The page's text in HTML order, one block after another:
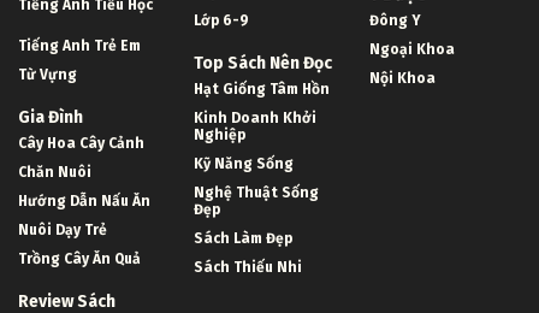
Tiếng Anh Tiểu Học
Tiếng Anh Trẻ Em
Từ Vựng
Gia Đình
Cây Hoa Cây Cảnh
Chăn Nuôi
Hướng Dẫn Nấu Ăn
Nuôi Dạy Trẻ
Trồng Cây Ăn Quả
Review Sách
Lớp 6-9
Top Sách Nên Đọc
Hạt Giống Tâm Hồn
Kinh Doanh Khởi
Nghiệp
Kỹ Năng Sống
Nghệ Thuật Sống
Đẹp
Sách Làm Đẹp
Sách Thiếu Nhi
Đông Y
Ngoại Khoa
Nội Khoa